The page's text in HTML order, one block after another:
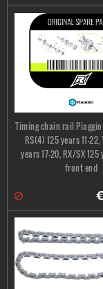
Timing chain rail Piaggio
RS(4) 125 years 11-22,
years 17-20, RX/SX 125
front end